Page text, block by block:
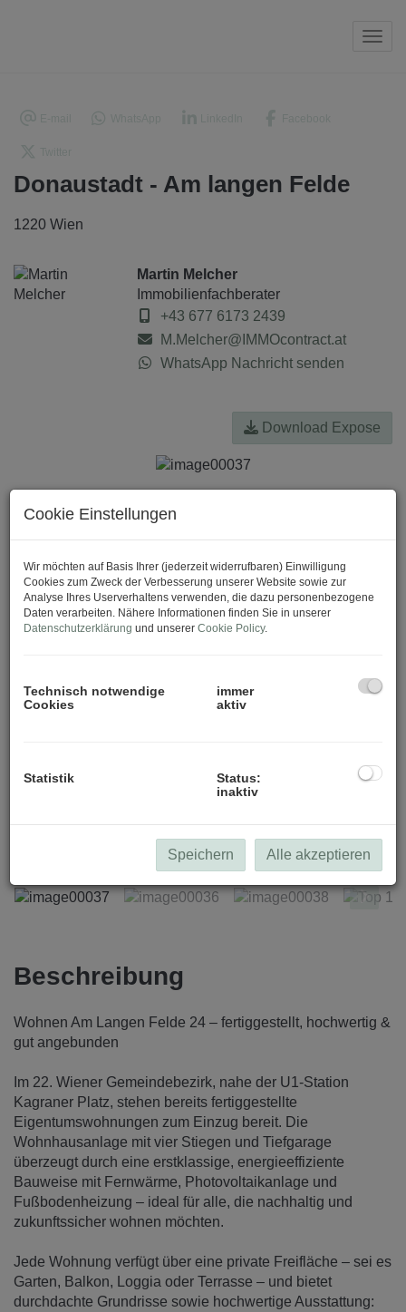
Donaustadt - Am langen Felde
1220 Wien
Martin Melcher
Immobilienfachberater
+43 677 6173 2439
M.Melcher@IMMOcontract.at
WhatsApp Nachricht senden
Download Expose
image00037
Beschreibung
Wohnen Am Langen Felde 24 – fertiggestellt, hochwertig &
gut angebunden
Im 22. Wiener Gemeindebezirk, nahe der U1-Station
Kagraner Platz, stehen bereits fertiggestellte
Eigentumswohnungen zum Einzug bereit. Die
Wohnhausanlage mit vier Stiegen und Tiefgarage
überzeugt durch eine erstklassige, energieeffiziente
Bauweise mit Fernwärme, Photovoltaikanlage und
Fußbodenheizung – ideal für alle, die nachhaltig und
zukunftssicher wohnen möchten.
Jede Wohnung verfügt über eine private Freifläche – sei es
Garten, Balkon, Loggia oder Terrasse – und bietet
durchdachte Grundrisse sowie hochwertige Ausstattung:
Cookie Einstellungen
Wir möchten auf Basis Ihrer (jederzeit widerrufbaren) Einwilligung
Cookies zum Zweck der Verbesserung unserer Website sowie zur
Analyse Ihres Userverhaltens verwenden, die dazu personenbezogene
Daten verarbeiten. Nähere Informationen finden Sie in unserer
Datenschutzerklärung und unserer Cookie Policy.
Technisch notwendige
Cookies
immer
aktiv
Statistik
Status:
inaktiv
Speichern Alle akzeptieren